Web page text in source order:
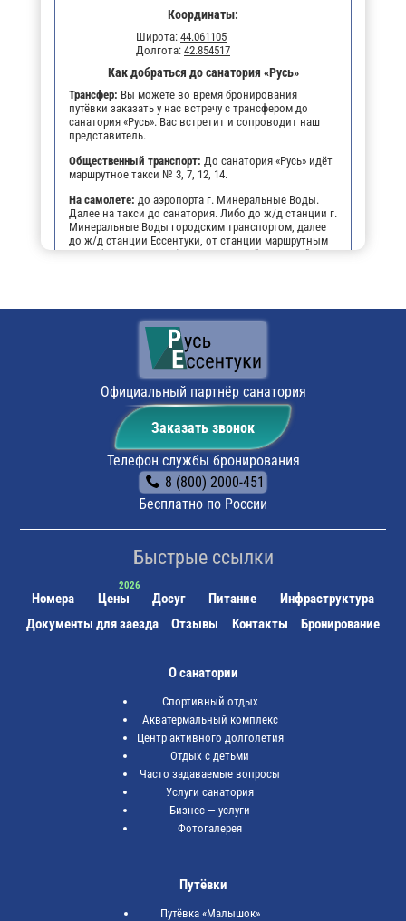
Координаты:
Широта: 44.061105
Долгота: 42.854517
Как добраться до санатория «Русь»
Трансфер: Вы можете во время бронирования
путёвки заказать у нас встречу с трансфером до
санатория «Русь». Вас встретит и сопроводит наш
представитель.
Общественный транспорт: До санатория «Русь» идёт
маршрутное такси № 3, 7, 12, 14.
На самолете: до аэропорта г. Минеральные Воды.
Далее на такси до санатория. Либо до ж/д станции г.
Минеральные Воды городским транспортом, далее
до ж/д станции Ессентуки, от станции маршрутным
такси (№№ 3, 7, 12, 14) до остановки "Виктория",
не заблудиться, можно воспользоваться
навигатором. По прибытии будет возможность
оставить автомобиль на парковке санатория.
до ж/д вокзала г. Ессентуки, маршрутным
такси № 3, 7, 12, 14 до остановки «Виктория», далее
пешком 3-4 мин. до санатория
Официальный партнёр санатория
Заказать звонок
Телефон службы бронирования
8 (800) 2000-451
Бесплатно по России
Быстрые ссылки
Номера Цены Досуг Питание
Инфраструктура
Документы для заезда
Отзывы Контакты Бронирование
О санатории
Спортивный отдых
Акватермальный комплекс
Центр активного долголетия
Отдых с детьми
Часто задаваемые вопросы
Услуги санатория
Бизнес — услуги
Фотогалерея
Путёвки
Путёвка «Малышок»